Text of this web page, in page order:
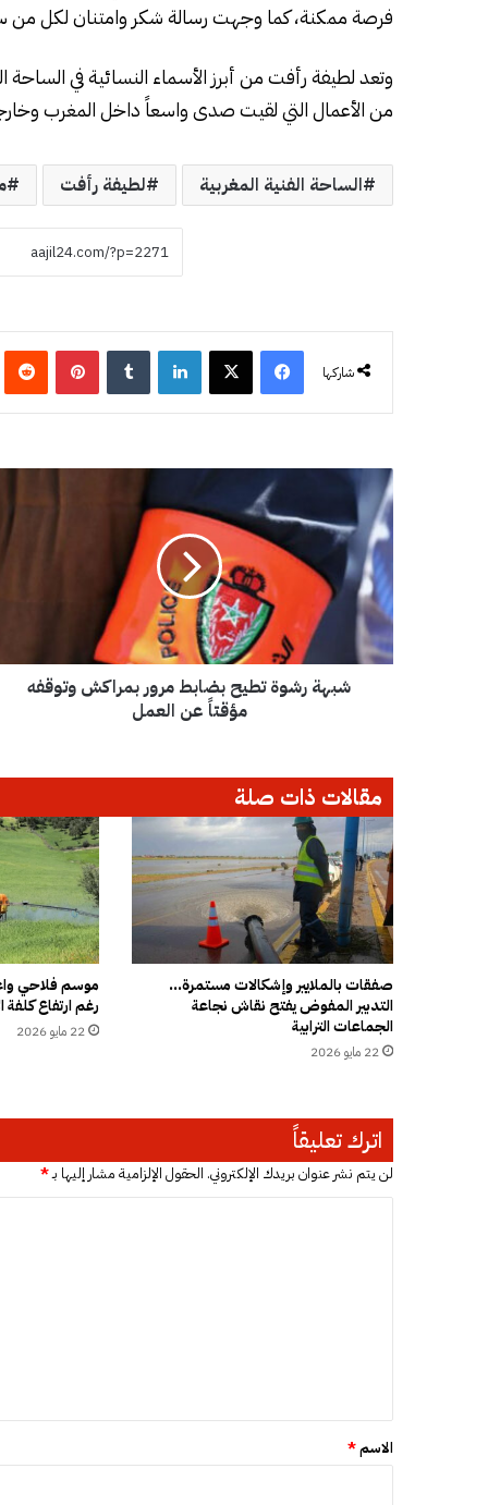
فرصة ممكنة، كما وجهت رسالة شكر وامتنان لكل من
وتعد لطيفة رأفت من أبرز الأسماء النسائية في الساحة
من الأعمال التي لقيت صدى واسعاً داخل المغرب
الساحة الفنية المغربية لطيفة رأفت
شاركها
فيسبوك ‫X لينكدإن بينتيريست
ش
ب
ه
ة
ش
و
ة
ت
ض
ب
ط
م
و
ر
ب
م
ر
ا
ك
ت
ق
ل
ع
م
شبهة رشوة تطيح بضابط مرور بمراكش وتوقفه
مؤقتاً عن العمل
مقالات ذات صلة
صفقات بالملايير وإشكالات مستمرة…
التدبير المفوض يفتح نقاش نجاعة
الجماعات الترابية
22 مايو 2026
موسم فلاحي
رغم ارتفاع كلفة
22 مايو 2026
اترك تعليقاً
لن يتم نشر عنوان بريدك الإلكتروني. الحقول الإلزامية مشار إليها بـ*
*
الاسم*